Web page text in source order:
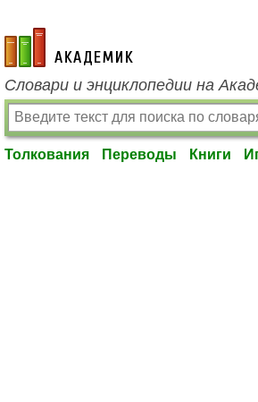
academic.ru
Словари и энциклопедии на
Толкования Переводы Книги